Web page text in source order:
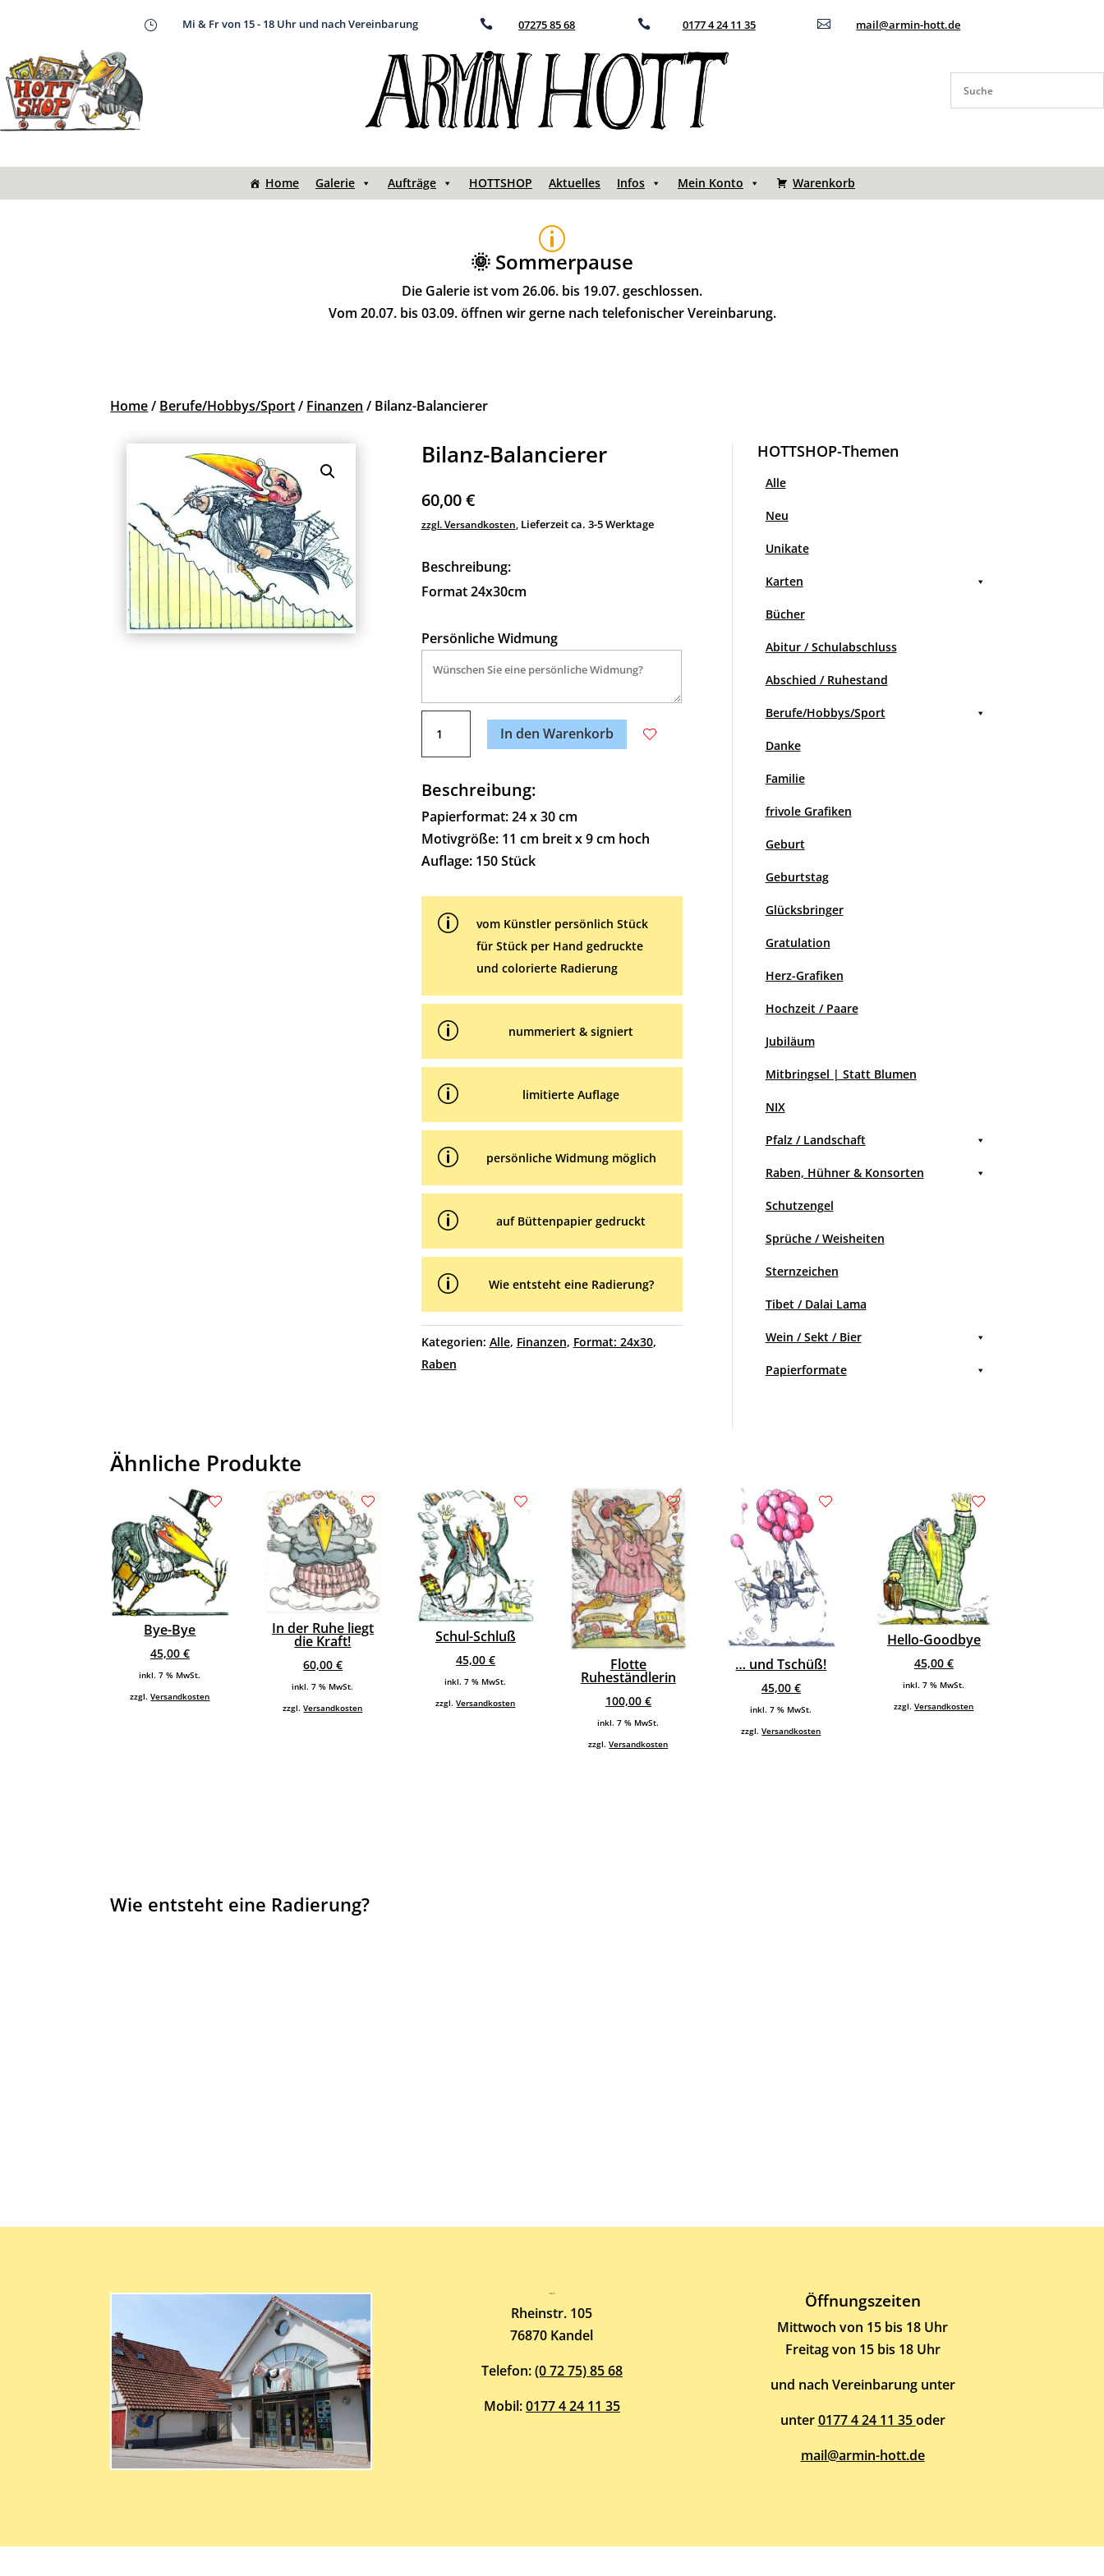
} Mi & Fr von 15 - 18 Uhr und nach Vereinbarung  07275 85 68  0177 4 24 11 35  mail@armin-hott.de
Home Galerie Aufträge HOTTSHOP Aktuelles Infos Mein Konto Warenkorb
p
🌞 Sommerpause
Die Galerie ist vom 26.06. bis 19.07. geschlossen.
Vom 20.07. bis 03.09. öffnen wir gerne nach telefonischer Vereinbarung.
Home/ Berufe/Hobbys/Sport/ Finanzen / Bilanz-Balancierer
Bilanz-Balancierer
60,00€
zzgl. Versandkosten, Lieferzeit ca. 3-5 Werktage
Beschreibung:
Format 24x30cm
Persönliche Widmung
Balancierer
In den Warenkorb
A
r
n
a
t
v
Beschreibung:
Papierformat: 24 x 30 cm
Motivgröße: 11 cm breit x 9 cm hoch
Auflage: 150 Stück
p
vom Künstler persönlich Stück
für Stück per Hand gedruckte
und colorierte Radierung
p nummeriert & signiert
p limitierte Auflage
p persönliche Widmung möglich
p auf Büttenpapier gedruckt
p Wie entsteht eine Radierung?
Kategorien: Alle, Finanzen, Format: 24x30,
Raben
HOTTSHOP-Themen
Alle
Neu
Unikate
Karten
Bücher
Abitur / Schulabschluss
Abschied / Ruhestand
Berufe/Hobbys/Sport
Danke
Familie
frivole Grafiken
Geburt
Geburtstag
Glücksbringer
Gratulation
Herz-Grafiken
Hochzeit / Paare
Jubiläum
Mitbringsel | Statt Blumen
NIX
Pfalz / Landschaft
Raben, Hühner & Konsorten
Schutzengel
Sprüche / Weisheiten
Sternzeichen
Tibet / Dalai Lama
Wein / Sekt / Bier
Papierformate
Ähnliche Produkte
Bye-Bye
45,00 €
inkl. 7 % MwSt.
zzgl.Versandkosten
In der Ruhe liegt
die Kraft!
60,00 €
inkl. 7 % MwSt.
zzgl.Versandkosten
Schul-Schluß
45,00 €
inkl. 7 % MwSt.
zzgl.Versandkosten
Flotte
Ruheständlerin
100,00 €
inkl. 7 % MwSt.
zzgl.Versandkosten
… und Tschüß!
45,00 €
inkl. 7 % MwSt.
zzgl.Versandkosten
Hello-Goodbye
45,00 €
inkl. 7 % MwSt.
zzgl.Versandkosten
Wie entsteht eine Radierung?
Rheinstr. 105
76870 Kandel
Telefon:(0 72 75) 85 68
Mobil:0177 4 24 11 35
Öffnungszeiten
Mittwoch von 15 bis 18 Uhr
Freitag von 15 bis 18 Uhr
und nach Vereinbarung unter
unter0177 4 24 11 35oder
mail@armin-hott.de